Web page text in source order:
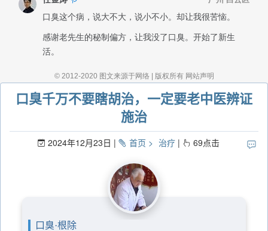
口臭千万不要瞎胡治，一定要老中医辨证
施治
2024年12月23日 首页 治疗 69点击
口臭·根除